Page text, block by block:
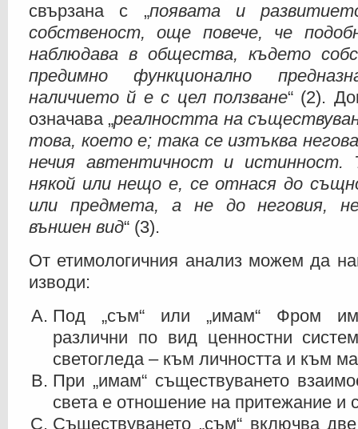
свързана с „появата и
собственост, още повече, че
наблюдава в общества, където
предимно функционално
наличието й е с цел ползване“ (2).
означава „реалността на
това, което е; така се изтъква
нечия автентичност и истинност.
някой или нещо е, се отнася до
или предмета, а не до неговия,
външен вид“ (3).
От етимологичния анализ можем да
изводи:
Под „съм“ или „имам“ Фром
различни по вид ценностни
светогледа – към личността и към
При „имам“ съществуването
света е отношение на притежание и
Съществуването „съм“ включва